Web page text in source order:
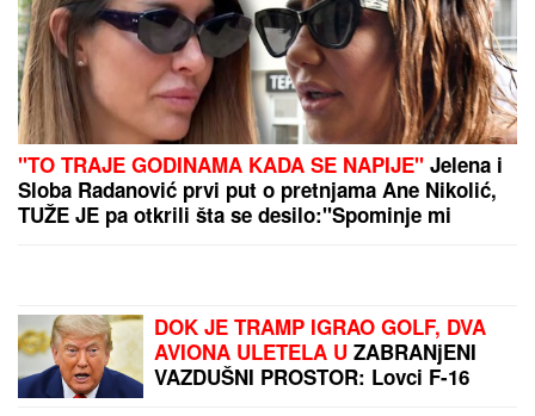
"POSVETA BIVŠOJ PORODICI:
ŽIVITE SVOJE ŽIVOTE DALEKO OD
NAS"Zbog veze sa 15 godina